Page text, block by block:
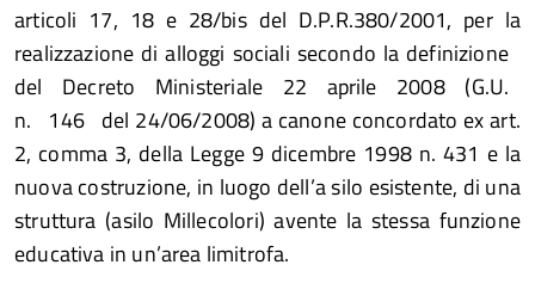
Whatsapp
articoli 17, 18 e 28/bis del D.P.R.380/2001, per la
realizzazione di alloggi sociali secondo la definizione
del Decreto Ministeriale 22 aprile 2008 (G.U.
n. 146 del 24/06/2008) a canone concordato ex art.
2, comma 3, della Legge 9 dicembre 1998 n. 431 e la
nuova costruzione, in luogo dell’a silo esistente, di una
struttura (asilo Millecolori) avente la stessa funzione
educativa in un’area limitrofa.